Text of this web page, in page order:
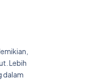
Lebih
dalam